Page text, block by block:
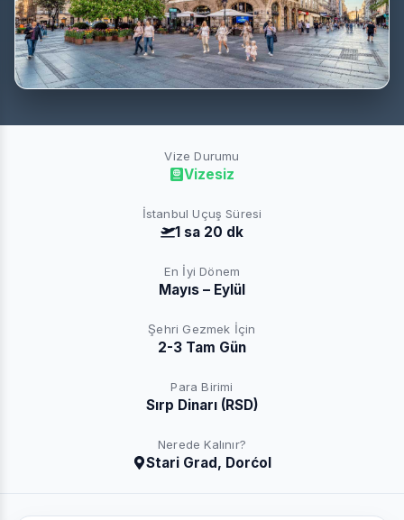
Vize Durumu
Vizesiz
İstanbul Uçuş Süresi
1 sa 20 dk
En İyi Dönem
Mayıs – Eylül
Şehri Gezmek İçin
2-3 Tam Gün
Para Birimi
Sırp Dinarı (RSD)
Nerede Kalınır?
Stari Grad, Dorćol